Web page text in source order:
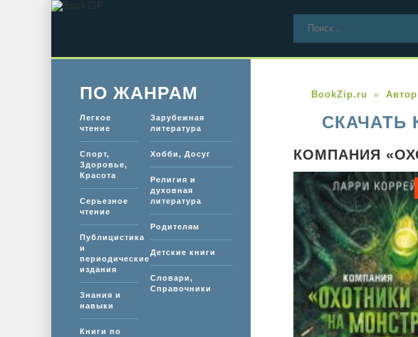
BookZip.ru
СКАЧАТЬ
КОМПАНИЯ
ПО ЖАНРАМ
Легкое
чтение
Спорт,
Здоровье,
Красота
Серьезное
чтение
Публицистика
и
периодические
издания
Знания и
навыки
Книги по
Зарубежная
литература
Хобби, Досуг
Религия и
духовная
литература
Родителям
Детские книги
Словари,
Справочники